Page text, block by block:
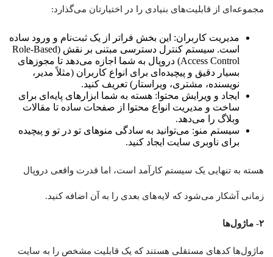
مجموعه‌ای از قابلیت‌های بنیادی را در اختیارتان می‌گذارد:
مدیریت کاربران: این بخش فراتر از یک ثبت‌نام و ورود ساده
است. سیستم کنترل دسترسی مبتنی بر نقش (Role-Based
Access Control) دروپال به شما اجازه می‌دهد تا مجوزهای
بسیار دقیق و پیچیده‌ای برای انواع کاربران (مثلاً مدیر،
نویسنده، مشتری، ویراستار) تعریف کنید.
ایجاد و ویرایش محتوا: هسته به شما ابزارهای پایه‌ای برای
ساخت و مدیریت انواع محتوا از صفحات ساده تا مقالات
وبلاگ را می‌دهد.
سیستم منو: می‌توانید به سادگی منوهای تو در تو و پیچیده
برای ناوبری سایت ایجاد کنید.
هسته به تنهایی یک سیستم کارآمد است، اما قدرت واقعی دروپال
زمانی آشکار می‌شود که لایه‌های بعدی را به آن اضافه کنید.
۲- ماژول‌ها
ماژول‌ها کدهای مستقلی هستند که یک قابلیت مشخص را به سایت